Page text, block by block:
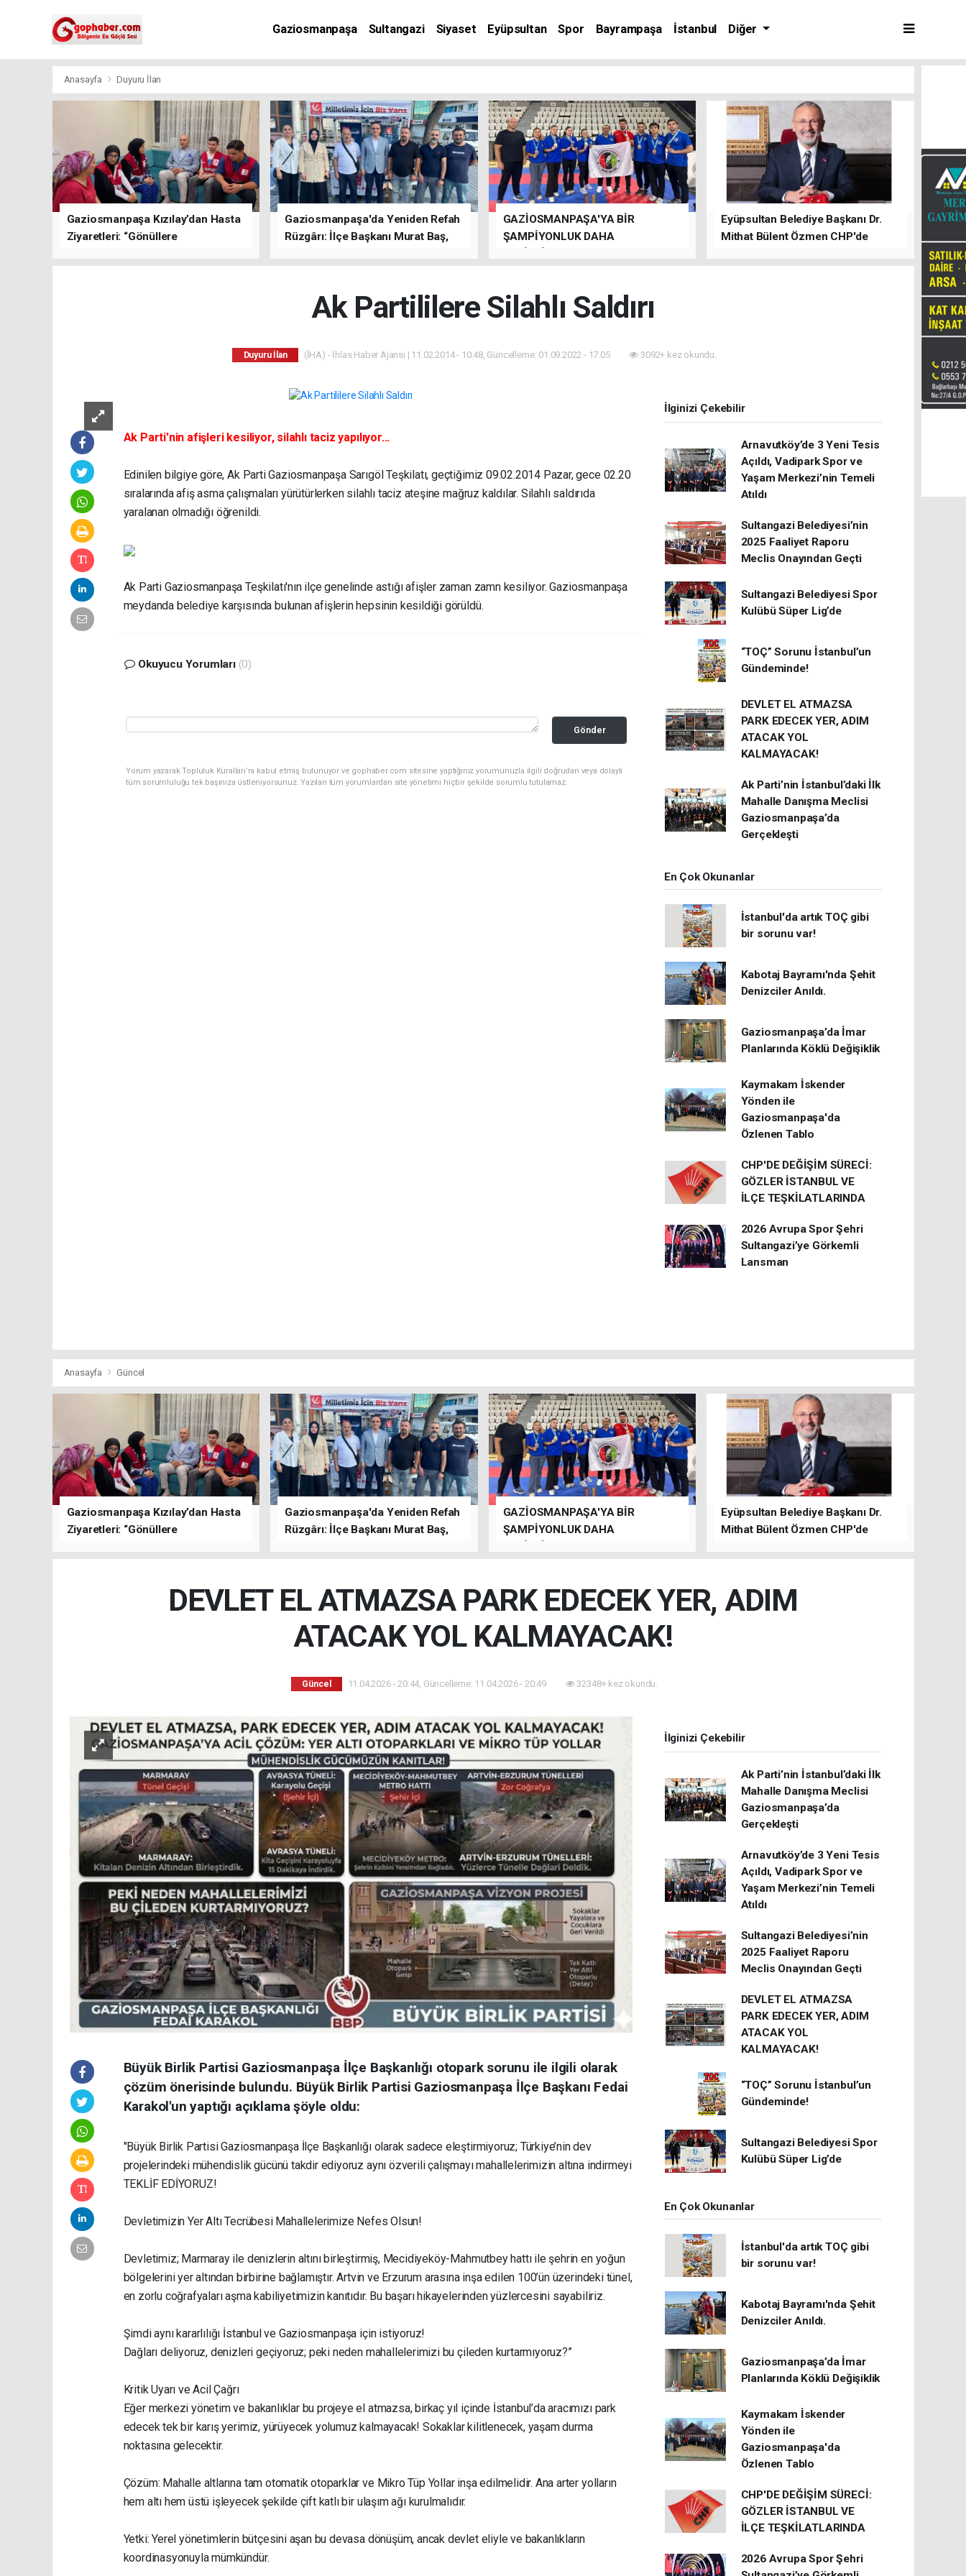
Gaziosmanpaşa Sultangazi Siyaset Eyüpsultan Spor Bayrampaşa İstanbul Diğer
Anasayfa Duyuru İlan
Gaziosmanpaşa Kızılay’dan Hasta
Ziyaretleri: “Gönüllere
Gaziosmanpaşa'da Yeniden Refah
Rüzgârı: İlçe Başkanı Murat Baş,
GAZİOSMANPAŞA'YA BİR
ŞAMPİYONLUK DAHA
Eyüpsultan Belediye Başkanı Dr.
Mithat Bülent Özmen CHP'de
Ak Partililere Silahlı Saldırı
Duyuru İlan (İHA) - İhlas Haber Ajansı | 11.02.2014 - 10:48, Güncelleme: 01.09.2022 - 17:05 3092+ kez okundu.
Ak Parti'nin afişleri kesiliyor, silahlı taciz yapılıyor...
Edinilen bilgiye göre, Ak Parti Gaziosmanpaşa Sarıgöl Teşkilatı, geçtiğimiz 09.02.2014 Pazar, gece 02.20
sıralarında afiş asma çalışmaları yürütürlerken silahlı taciz ateşine mağruz kaldılar. Silahlı saldırıda
yaralanan olmadığı öğrenildi.
Ak Parti Gaziosmanpaşa Teşkilatı'nın ilçe genelinde astığı afişler zaman zamn kesiliyor. Gaziosmanpaşa
meydanda belediye karşısında bulunan afişlerin hepsinin kesildiği görüldü.
Okuyucu Yorumları (0)
Gönder
Yorum yazarak Topluluk Kuralları’nı kabul etmiş bulunuyor ve gophaber.com sitesine yaptığınız yorumunuzla ilgili doğrudan veya dolaylı
tüm sorumluluğu tek başınıza üstleniyorsunuz. Yazılan tüm yorumlardan site yönetimi hiçbir şekilde sorumlu tutulamaz.
İlginizi Çekebilir
Arnavutköy’de 3 Yeni Tesis
Açıldı, Vadipark Spor ve
Yaşam Merkezi’nin Temeli
Atıldı
Sultangazi Belediyesi’nin
2025 Faaliyet Raporu
Meclis Onayından Geçti
Sultangazi Belediyesi Spor
Kulübü Süper Lig’de
“TOÇ” Sorunu İstanbul’un
Gündeminde!
DEVLET EL ATMAZSA
PARK EDECEK YER, ADIM
ATACAK YOL
KALMAYACAK!
Ak Parti’nin İstanbul’daki İlk
Mahalle Danışma Meclisi
Gaziosmanpaşa’da
Gerçekleşti
En Çok Okunanlar
İstanbul'da artık TOÇ gibi
bir sorunu var!
Kabotaj Bayramı'nda Şehit
Denizciler Anıldı.
Gaziosmanpaşa’da İmar
Planlarında Köklü Değişiklik
Kaymakam İskender
Yönden ile
Gaziosmanpaşa'da
Özlenen Tablo
CHP'DE DEĞİŞİM SÜRECİ:
GÖZLER İSTANBUL VE
İLÇE TEŞKİLATLARINDA
2026 Avrupa Spor Şehri
Sultangazi’ye Görkemli
Lansman
Anasayfa Güncel
Gaziosmanpaşa Kızılay’dan Hasta
Ziyaretleri: “Gönüllere
Gaziosmanpaşa'da Yeniden Refah
Rüzgârı: İlçe Başkanı Murat Baş,
GAZİOSMANPAŞA'YA BİR
ŞAMPİYONLUK DAHA
Eyüpsultan Belediye Başkanı Dr.
Mithat Bülent Özmen CHP'de
DEVLET EL ATMAZSA PARK EDECEK YER, ADIM
ATACAK YOL KALMAYACAK!
Güncel 11.04.2026 - 20:44, Güncelleme: 11.04.2026 - 20:49 32348+ kez okundu.
Büyük Birlik Partisi Gaziosmanpaşa İlçe Başkanlığı otopark sorunu ile ilgili olarak
çözüm önerisinde bulundu. Büyük Birlik Partisi Gaziosmanpaşa İlçe Başkanı Fedai
Karakol'un yaptığı açıklama şöyle oldu:
"Büyük Birlik Partisi Gaziosmanpaşa İlçe Başkanlığı olarak sadece eleştirmiyoruz; Türkiye’nin dev
projelerindeki mühendislik gücünü takdir ediyoruz aynı özverili çalışmayı mahallelerimizin altına indirmeyi
TEKLİF EDİYORUZ!
Devletimizin Yer Altı Tecrübesi Mahallelerimize Nefes Olsun!
Devletimiz; Marmaray ile denizlerin altını birleştirmiş, Mecidiyeköy-Mahmutbey hattı ile şehrin en yoğun
bölgelerini yer altından birbirine bağlamıştır. Artvin ve Erzurum arasına inşa edilen 100’ün üzerindeki tünel,
en zorlu coğrafyaları aşma kabiliyetimizin kanıtıdır. Bu başarı hikayelerinden yüzlercesini sayabiliriz.
Şimdi aynı kararlılığı İstanbul ve Gaziosmanpaşa için istiyoruz!
Dağları deliyoruz, denizleri geçiyoruz; peki neden mahallelerimizi bu çileden kurtarmıyoruz?”
Kritik Uyarı ve Acil Çağrı
Eğer merkezi yönetim ve bakanlıklar bu projeye el atmazsa, birkaç yıl içinde İstanbul’da aracımızı park
edecek tek bir karış yerimiz, yürüyecek yolumuz kalmayacak! Sokaklar kilitlenecek, yaşam durma
noktasına gelecektir.
Çözüm: Mahalle altlarına tam otomatik otoparklar ve Mikro Tüp Yollar inşa edilmelidir. Ana arter yolların
hem altı hem üstü işleyecek şekilde çift katlı bir ulaşım ağı kurulmalıdır.
Yetki: Yerel yönetimlerin bütçesini aşan bu devasa dönüşüm, ancak devlet eliyle ve bakanlıkların
koordinasyonuyla mümkündür.
İlginizi Çekebilir
Ak Parti’nin İstanbul’daki İlk
Mahalle Danışma Meclisi
Gaziosmanpaşa’da
Gerçekleşti
Arnavutköy’de 3 Yeni Tesis
Açıldı, Vadipark Spor ve
Yaşam Merkezi’nin Temeli
Atıldı
Sultangazi Belediyesi’nin
2025 Faaliyet Raporu
Meclis Onayından Geçti
DEVLET EL ATMAZSA
PARK EDECEK YER, ADIM
ATACAK YOL
KALMAYACAK!
“TOÇ” Sorunu İstanbul’un
Gündeminde!
Sultangazi Belediyesi Spor
Kulübü Süper Lig’de
En Çok Okunanlar
İstanbul'da artık TOÇ gibi
bir sorunu var!
Kabotaj Bayramı'nda Şehit
Denizciler Anıldı.
Gaziosmanpaşa’da İmar
Planlarında Köklü Değişiklik
Kaymakam İskender
Yönden ile
Gaziosmanpaşa'da
Özlenen Tablo
CHP'DE DEĞİŞİM SÜRECİ:
GÖZLER İSTANBUL VE
İLÇE TEŞKİLATLARINDA
2026 Avrupa Spor Şehri